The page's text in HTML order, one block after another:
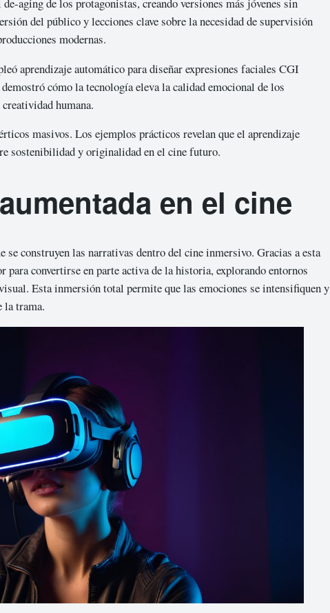
del público y lecciones clave sobre la necesidad de supervisión
modernas.
aprendizaje automático para diseñar expresiones faciales CGI
cómo la tecnología eleva la calidad emocional de los
humana.
masivos. Los ejemplos prácticos revelan que el aprendizaje
sostenibilidad y originalidad en el cine futuro.
en el cine
construyen las narrativas dentro del cine inmersivo. Gracias a esta
para convertirse en parte activa de la historia, explorando entornos
Esta inmersión total permite que las emociones se intensifiquen y
la trama.